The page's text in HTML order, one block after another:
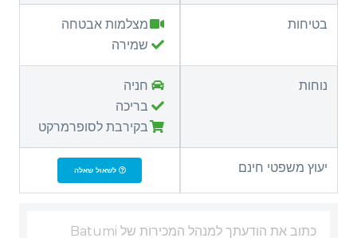
בטיחות
מצלמות אבטחה
שמירה
נוחות
חניה
בריכה
בקירבת לסופרמרקט
יעוץ משפטי חינם לשאול שאלה